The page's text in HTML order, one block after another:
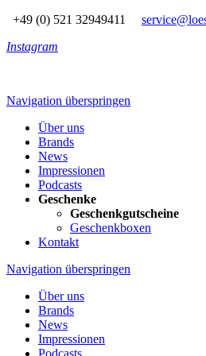
+49 (0) 521 32949411
Instagram
Navigation überspringen
Über uns
Brands
News
Impressionen
Podcasts
Geschenke
Geschenkgutscheine
Geschenkboxen
Kontakt
Navigation überspringen
Über uns
Brands
News
Impressionen
Podcasts